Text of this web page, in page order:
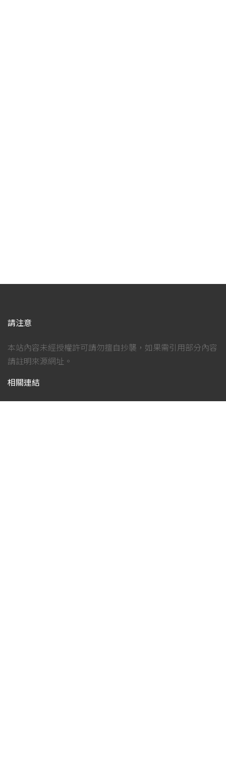
請注意
本站內容未經授權許可請勿擅自抄襲，如果需引用部分內容
請註明來源網址。
相關連結